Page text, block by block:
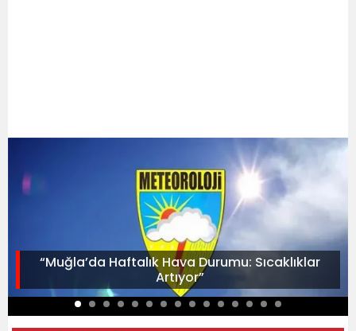
“Muğla’da Haftalık Hava Durumu: Sıcaklıklar
Artıyor”